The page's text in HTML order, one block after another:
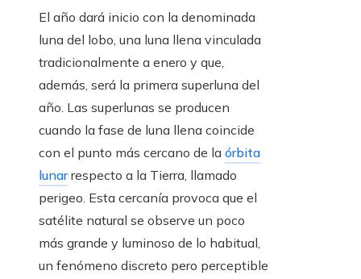
El año dará inicio con la denominada
luna del lobo, una luna llena vinculada
tradicionalmente a enero y que,
además, será la primera superluna del
año. Las superlunas se producen
cuando la fase de luna llena coincide
con el punto más cercano de la órbita
lunarrespecto a la Tierra, llamado
perigeo. Esta cercanía provoca que el
satélite natural se observe un poco
más grande y luminoso de lo habitual,
un fenómeno discreto pero perceptible